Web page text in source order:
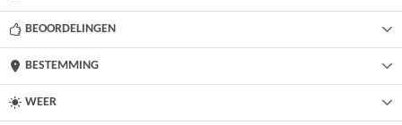
BEOORDELINGEN
BESTEMMING
WEER